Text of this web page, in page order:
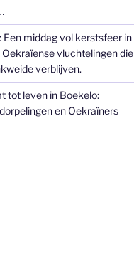
middag vol kerstsfeer in
vluchtelingen die
verblijven.
tot leven in Boekelo:
en Oekraïners